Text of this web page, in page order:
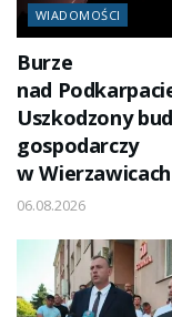
WIADOMOŚCI
Burze
nad
Uszkodzony
gospodarczy
w Wierzawicach
06.08.2026